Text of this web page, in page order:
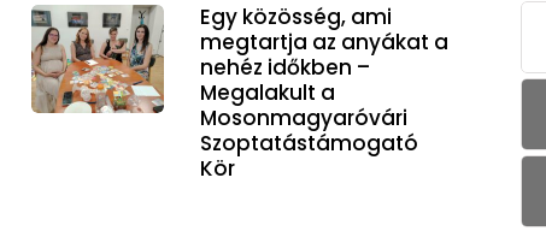
Egy közösség, ami
megtartja az anyákat a
nehéz időkben –
Megalakult a
Mosonmagyaróvári
Szoptatástámogató
Kör